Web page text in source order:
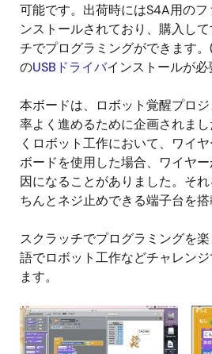
可能です。出荷時にはS4A用の
ンストールされており、購入し
チでプログラミングができます
のUSBドライバインストールが必
本ボードは、ロボット覚醒プロ
率よく進めるために企画されま
くロボット工作において、ワイ
ボードを使用した場合、ワイヤ
因になることがありました。そ
ちんとネジ止めできる端子台を搭
スクラッチでプログラミングを
語でロボット工作などチャレン
ます。